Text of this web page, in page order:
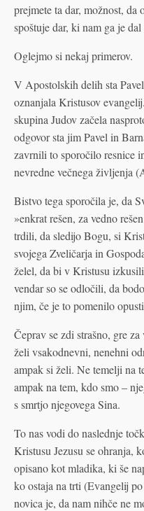
prejmete ta dar, možnost, da
spoštuje dar, ki nam ga je
Oglejmo si nekaj primerov.
V Apostolskih delih sta
oznanjala Kristusov
skupina Judov začela
odgovor sta jim Pavel in
zavrnili to sporočilo resnice
nevredne večnega življenja
Bistvo tega sporočila je, da
»enkrat rešen, za vedno
trdili, da sledijo Bogu, si
svojega Zveličarja in
želel, da bi v Kristusu
vendar so se odločili, da
njim, če je to pomenilo
Čeprav se zdi strašno, gre
želi vsakodnevni, nenehni
ampak si želi. Ne temelji na
ampak na tem, kdo smo –
s smrtjo njegovega Sina.
To nas vodi do naslednje
Kristusu Jezusu se ohranja,
opisano kot mladika, ki še
ko ostaja na trti (Evangelij
novica je, da nam nihče ne